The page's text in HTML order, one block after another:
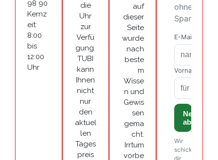
98 90
Kernz
eit:
8:00
bis
12:00
Uhr
die
Uhr
zur
Verfü
gung.
TUBI
kann
Ihnen
nicht
nur
den
aktuel
len
Tages
preis
auf
dieser
Seite
wurde
nach
beste
m
Wisse
n und
Gewis
sen
gema
cht.
Irrtum
vorbe